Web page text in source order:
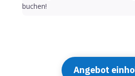
buchen!
Angebot